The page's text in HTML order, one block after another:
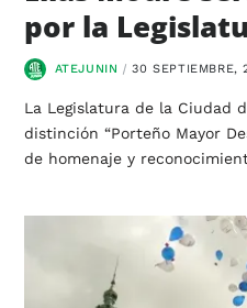
por la
ATEJUNIN 30 SEPTIEMBRE,
La Legislatura de la Ciudad
distinción “Porteño Mayor
de homenaje y